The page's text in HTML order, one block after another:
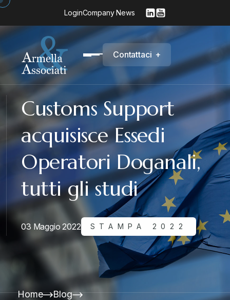
LoginCompany News
Contattaci +
Customs Support
acquisisce Essedi
Operatori Doganali,
tutti gli studi
03 Maggio 2022 STAMPA 2022
Home
Blog